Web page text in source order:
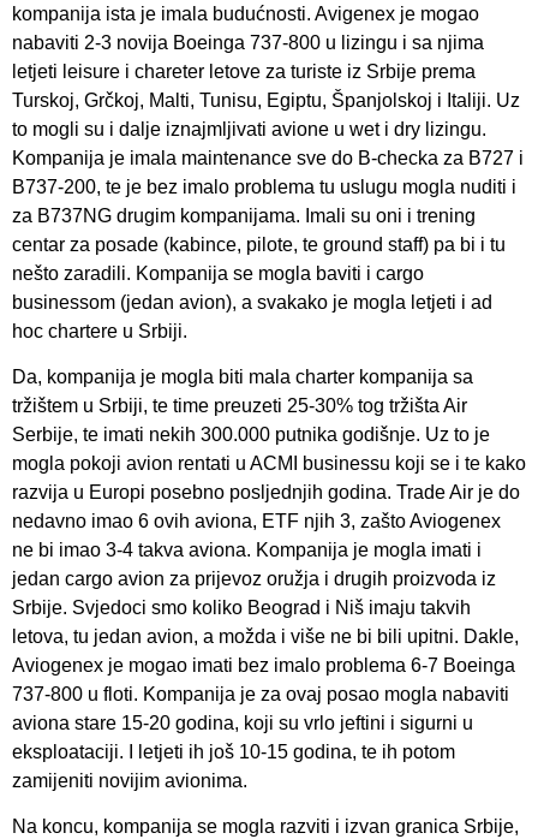
kompanija ista je imala budućnosti. Avigenex je mogao
nabaviti 2-3 novija Boeinga 737-800 u lizingu i sa njima
letjeti leisure i chareter letove za turiste iz Srbije prema
Turskoj, Grčkoj, Malti, Tunisu, Egiptu, Španjolskoj i Italiji. Uz
to mogli su i dalje iznajmljivati avione u wet i dry lizingu.
Kompanija je imala maintenance sve do B-checka za B727 i
B737-200, te je bez imalo problema tu uslugu mogla nuditi i
za B737NG drugim kompanijama. Imali su oni i trening
centar za posade (kabince, pilote, te ground staff) pa bi i tu
nešto zaradili. Kompanija se mogla baviti i cargo
businessom (jedan avion), a svakako je mogla letjeti i ad
hoc chartere u Srbiji.
Da, kompanija je mogla biti mala charter kompanija sa
tržištem u Srbiji, te time preuzeti 25-30% tog tržišta Air
Serbije, te imati nekih 300.000 putnika godišnje. Uz to je
mogla pokoji avion rentati u ACMI businessu koji se i te kako
razvija u Europi posebno posljednjih godina. Trade Air je do
nedavno imao 6 ovih aviona, ETF njih 3, zašto Aviogenex
ne bi imao 3-4 takva aviona. Kompanija je mogla imati i
jedan cargo avion za prijevoz oružja i drugih proizvoda iz
Srbije. Svjedoci smo koliko Beograd i Niš imaju takvih
letova, tu jedan avion, a možda i više ne bi bili upitni. Dakle,
Aviogenex je mogao imati bez imalo problema 6-7 Boeinga
737-800 u floti. Kompanija je za ovaj posao mogla nabaviti
aviona stare 15-20 godina, koji su vrlo jeftini i sigurni u
eksploataciji. I letjeti ih još 10-15 godina, te ih potom
zamijeniti novijim avionima.
Na koncu, kompanija se mogla razviti i izvan granica Srbije,